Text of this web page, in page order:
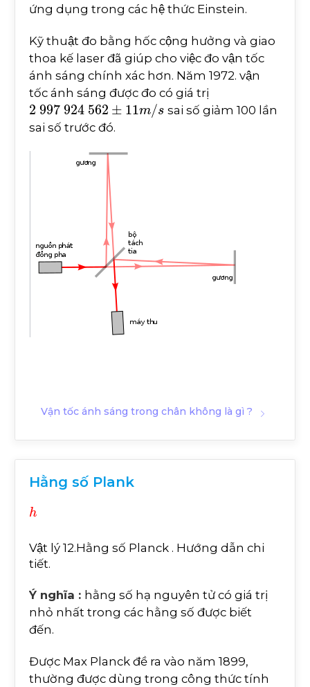
ứng dụng trong các hệ thức Einstein.
Kỹ thuật đo bằng hốc cộng hưởng và giao
thoa kế laser đã giúp cho việc đo vận tốc
ánh sáng chính xác hơn. Năm 1972. vận
tốc ánh sáng được đo có giá trị
2 997 924 562±11 m/ssai số giảm 100 lần
sai số trước đó.
Vận tốc ánh sáng trong chân không là gì ?
Hằng số Plank
h
Vật lý 12.Hằng số Planck . Hướng dẫn chi
tiết.
Ý nghĩa : hằng số hạ nguyên tử có giá trị
nhỏ nhất trong các hằng số được biết
đến.
Được Max Planck đề ra vào năm 1899,
thường được dùng trong công thức tính